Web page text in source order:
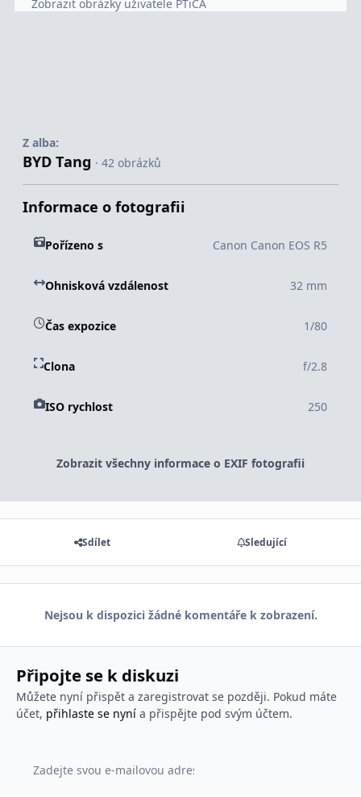
Zobrazit obrázky uživatele PTiCA
Z alba:
BYD Tang · 42 obrázků
Informace o fotografii
Pořízeno s Canon Canon EOS R5
Ohnisková vzdálenost 32 mm
Čas expozice 1/80
Clona f/2.8
ISO rychlost 250
Zobrazit všechny informace o EXIF fotografii
Sdílet Sledující
Nejsou k dispozici žádné komentáře k zobrazení.
Připojte se k diskuzi
Můžete nyní přispět a zaregistrovat se později. Pokud máte
účet, přihlaste se nynía přispějte pod svým účtem.